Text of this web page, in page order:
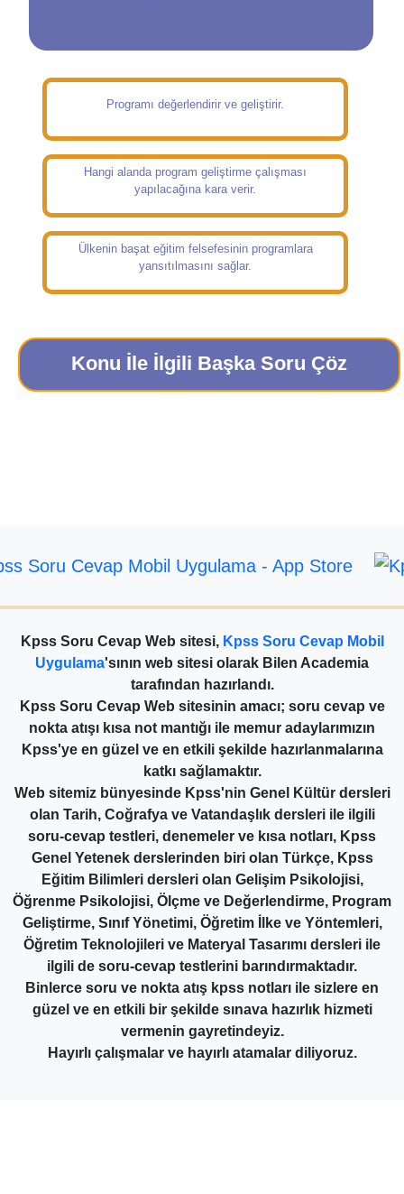
Programı değerlendirir ve geliştirir.
Hangi alanda program geliştirme çalışması
yapılacağına kara verir.
Ülkenin başat eğitim felsefesinin programlara
yansıtılmasını sağlar.
Konu İle İlgili Başka Soru Çöz
Kpss Soru Cevap Web sitesi, Kpss Soru Cevap Mobil
Uygulama'sının web sitesi olarak Bilen Academia
tarafından hazırlandı.
Kpss Soru Cevap Web sitesinin amacı; soru cevap ve
nokta atışı kısa not mantığı ile memur adaylarımızın
Kpss'ye en güzel ve en etkili şekilde hazırlanmalarına
katkı sağlamaktır.
Web sitemiz bünyesinde Kpss'nin Genel Kültür dersleri
olan Tarih, Coğrafya ve Vatandaşlık dersleri ile ilgili
soru-cevap testleri, denemeler ve kısa notları, Kpss
Genel Yetenek derslerinden biri olan Türkçe, Kpss
Eğitim Bilimleri dersleri olan Gelişim Psikolojisi,
Öğrenme Psikolojisi, Ölçme ve Değerlendirme, Program
Geliştirme, Sınıf Yönetimi, Öğretim İlke ve Yöntemleri,
Öğretim Teknolojileri ve Materyal Tasarımı dersleri ile
ilgili de soru-cevap testlerini barındırmaktadır.
Binlerce soru ve nokta atış kpss notları ile sizlere en
güzel ve en etkili bir şekilde sınava hazırlık hizmeti
vermenin gayretindeyiz.
Hayırlı çalışmalar ve hayırlı atamalar diliyoruz.